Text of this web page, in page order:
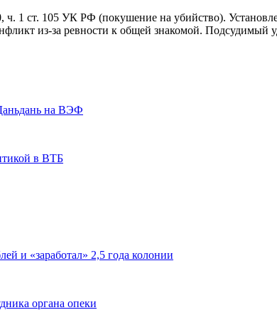
1 ст. 105 УК РФ (покушение на убийство).
из-за ревности к общей знакомой. Подсудимый
на ВЭФ
в ВТБ
и «заработал» 2,5 года колонии
органа опеки